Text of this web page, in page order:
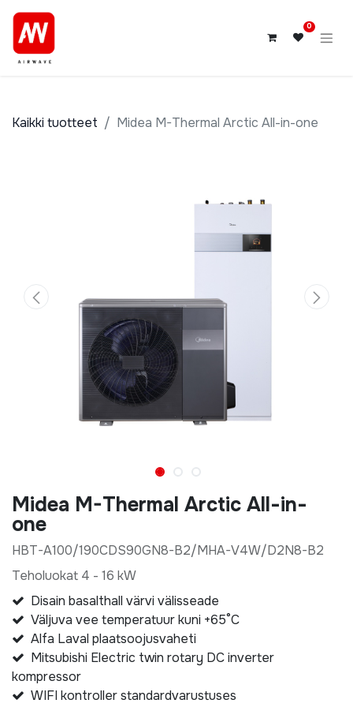
0
Kaikki tuotteet Midea M-Thermal Arctic All-in-one
Midea M-Thermal Arctic All-in-
one
HBT-A100/190CDS90GN8-B2/MHA-V4W/D2N8-B2
Teholuokat 4 - 16 kW
Disain basalthall värvi välisseade
Väljuva vee temperatuur kuni +65°C
Alfa Laval plaatsoojusvaheti
Mitsubishi Electric twin rotary DC inverter
kompressor
WIFI kontroller standardvarustuses